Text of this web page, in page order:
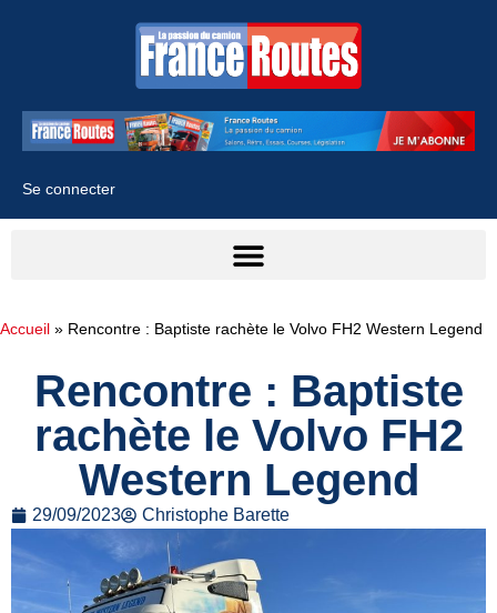
Se connecter
Accueil » Rencontre : Baptiste rachète le Volvo FH2 Western Legend
Rencontre : Baptiste
rachète le Volvo FH2
Western Legend
29/09/2023 Christophe Barette